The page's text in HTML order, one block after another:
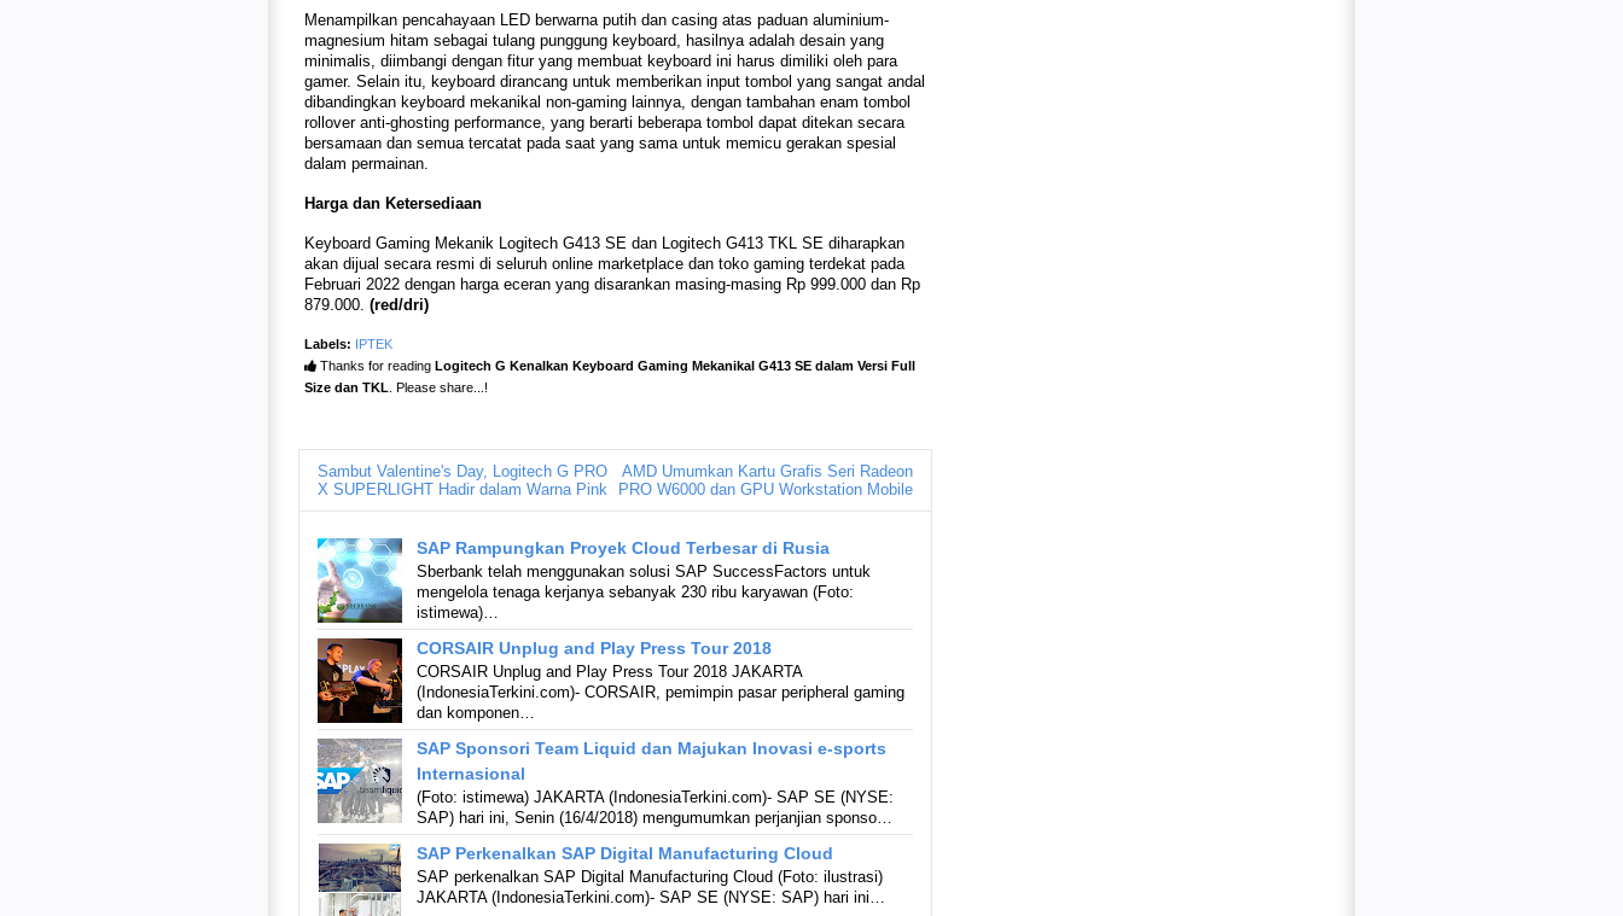
Menampilkan pencahayaan LED berwarna putih dan casing atas paduan aluminium-
magnesium hitam sebagai tulang punggung keyboard, hasilnya adalah desain yang
minimalis, diimbangi dengan fitur yang membuat keyboard ini harus dimiliki oleh para
gamer. Selain itu, keyboard dirancang untuk memberikan input tombol yang sangat andal
dibandingkan keyboard mekanikal non-gaming lainnya, dengan tambahan enam tombol
rollover anti-ghosting performance, yang berarti beberapa tombol dapat ditekan secara
bersamaan dan semua tercatat pada saat yang sama untuk memicu gerakan spesial
dalam permainan.
Harga dan Ketersediaan
Keyboard Gaming Mekanik Logitech G413 SE dan Logitech G413 TKL SE diharapkan
akan dijual secara resmi di seluruh online marketplace dan toko gaming terdekat pada
Februari 2022 dengan harga eceran yang disarankan masing-masing Rp 999.000 dan Rp
879.000. (red/dri)
Labels:
IPTEK
Thanks for reading Logitech G Kenalkan Keyboard Gaming Mekanikal G413 SE dalam Versi Full
Size dan TKL . Please share...!
Sambut Valentine's Day, Logitech G PRO
X SUPERLIGHT Hadir dalam Warna Pink
AMD Umumkan Kartu Grafis Seri Radeon
PRO W6000 dan GPU Workstation Mobile
SAP Rampungkan Proyek Cloud Terbesar di Rusia
Sberbank telah menggunakan solusi SAP SuccessFactors untuk
mengelola tenaga kerjanya sebanyak 230 ribu karyawan (Foto:
istimewa)…
CORSAIR Unplug and Play Press Tour 2018
CORSAIR Unplug and Play Press Tour 2018 JAKARTA
(IndonesiaTerkini.com)- CORSAIR, pemimpin pasar peripheral gaming
dan komponen…
SAP Sponsori Team Liquid dan Majukan Inovasi e-sports
Internasional
(Foto: istimewa) JAKARTA (IndonesiaTerkini.com)- SAP SE (NYSE:
SAP) hari ini, Senin (16/4/2018) mengumumkan perjanjian sponso…
SAP Perkenalkan SAP Digital Manufacturing Cloud
SAP perkenalkan SAP Digital Manufacturing Cloud (Foto: ilustrasi)
JAKARTA (IndonesiaTerkini.com)- SAP SE (NYSE: SAP) hari ini…